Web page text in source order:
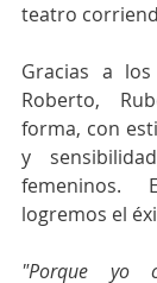
teatro
Gracias a
Roberto,
forma, con
y
femeninos.
logremos el
"Porque yo